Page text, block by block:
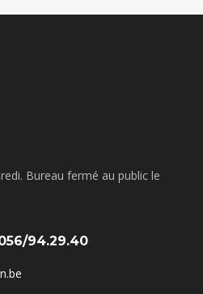
Bureau fermé au public le
94.29.40